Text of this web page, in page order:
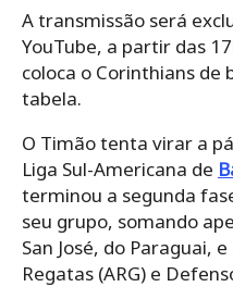
A transmissão será
YouTube, a partir das
coloca o Corinthians de
tabela.
O Timão tenta virar a
Liga Sul-Americana de
terminou a segunda
seu grupo, somando
San José, do Paraguai,
Regatas (ARG) e